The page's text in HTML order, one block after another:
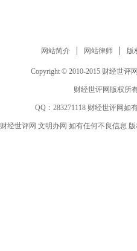
网站简介 网站律师 版
Copyright © 2010-2015 财经世评
财经世评网版权所
QQ： 283271118财经世评网如
财经世评网 文明办网 如有任何不良信息